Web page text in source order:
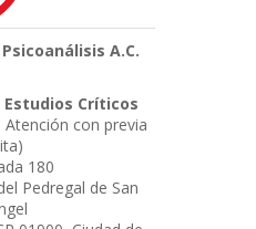
A.C.
Críticos
Atención con previa
180
Pedregal de San